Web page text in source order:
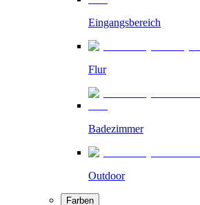
Eingangsbereich
Flur
Badezimmer
Outdoor
Farben